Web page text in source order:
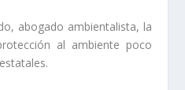
abogado ambientalista, la
al ambiente poco